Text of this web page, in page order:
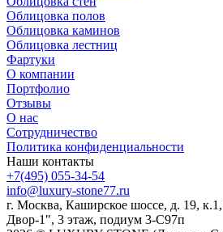
Облицовка полов
Облицовка каминов
Облицовка лестниц
Фартуки
О компании
Портфолио
Отзывы
О нас
Сотрудничество
Политика конфиденциальности
Наши контакты
+7(495) 055-34-54
info@luxury-stone77.ru
г. Москва, Каширское шоссе, д. 19,
Двор-1", 3 этаж, подиум 3-С97п